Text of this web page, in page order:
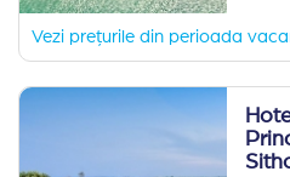
Vezi prețurile din perioada